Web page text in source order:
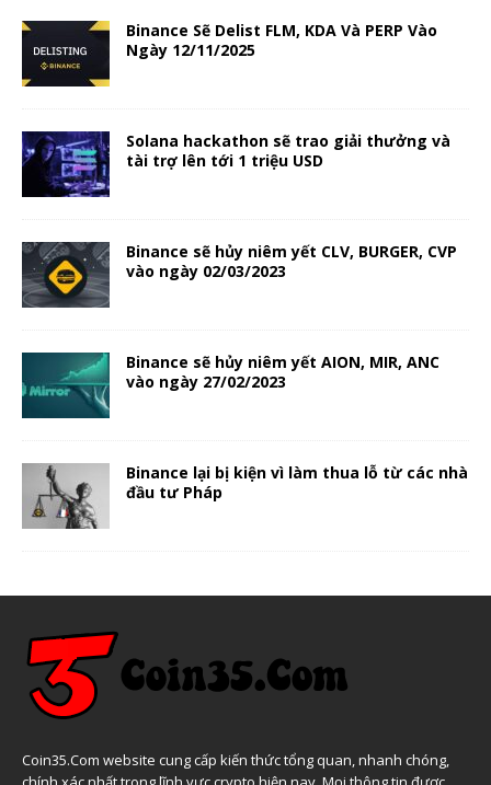
Binance Sẽ Delist FLM, KDA Và PERP Vào
Ngày 12/11/2025
Solana hackathon sẽ trao giải thưởng và
tài trợ lên tới 1 triệu USD
Binance sẽ hủy niêm yết CLV, BURGER, CVP
vào ngày 02/03/2023
Binance sẽ hủy niêm yết AION, MIR, ANC
vào ngày 27/02/2023
Binance lại bị kiện vì làm thua lỗ từ các nhà
đầu tư Pháp
Coin35.Com website cung cấp kiến thức tổng quan, nhanh chóng,